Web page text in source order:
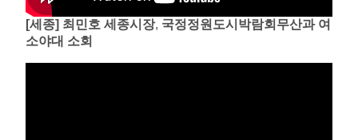
[세종] 최민호 세종시장, 국정정원도시박람회무산과 여
소야대 소회